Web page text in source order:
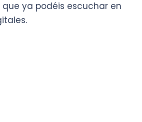
que ya podéis escuchar en